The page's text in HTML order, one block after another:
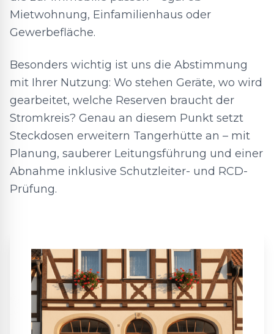
Mietwohnung, Einfamilienhaus oder
Gewerbefläche.
Besonders wichtig ist uns die Abstimmung
mit Ihrer Nutzung: Wo stehen Geräte, wo wird
gearbeitet, welche Reserven braucht der
Stromkreis? Genau an diesem Punkt setzt
Steckdosen erweitern Tangerhütte an – mit
Planung, sauberer Leitungsführung und einer
Abnahme inklusive Schutzleiter- und RCD-
Prüfung.